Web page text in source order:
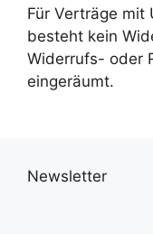
Für Verträge mit
besteht kein
Widerrufs- oder
eingeräumt.
Newsletter